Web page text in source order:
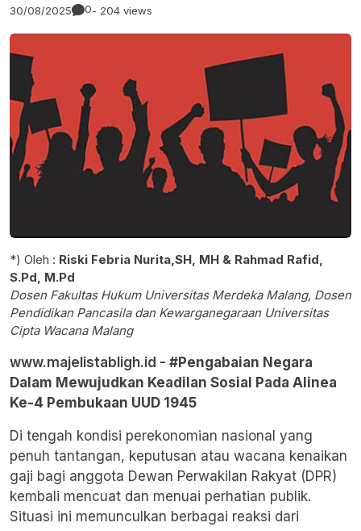
30/08/2025 0- 204 views
*) Oleh : Riski Febria Nurita,SH, MH & Rahmad Rafid,
S.Pd, M.Pd
Dosen Fakultas Hukum Universitas Merdeka Malang, Dosen
Pendidikan Pancasila dan Kewarganegaraan Universitas
Cipta Wacana Malang
www.majelistabligh.id - #Pengabaian Negara
Dalam Mewujudkan Keadilan Sosial Pada Alinea
Ke-4 Pembukaan UUD 1945
Di tengah kondisi perekonomian nasional yang
penuh tantangan, keputusan atau wacana kenaikan
gaji bagi anggota Dewan Perwakilan Rakyat (DPR)
kembali mencuat dan menuai perhatian publik.
Situasi ini memunculkan berbagai reaksi dari